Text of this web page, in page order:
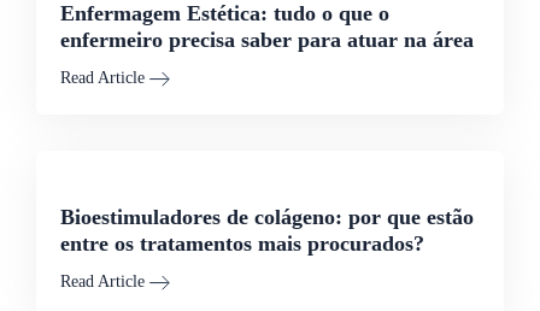
Enfermagem Estética: tudo o que o
enfermeiro precisa saber para atuar na área
Read Article
Bioestimuladores de colágeno: por que estão
entre os tratamentos mais procurados?
Read Article